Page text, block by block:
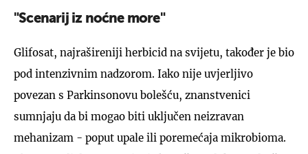
"Scenarij iz noćne more"
Glifosat, najrašireniji herbicid na svijetu, također je bio
pod intenzivnim nadzorom. Iako nije uvjerljivo
povezan s Parkinsonovu bolešću, znanstvenici
sumnjaju da bi mogao biti uključen neizravan
mehanizam - poput upale ili poremećaja mikrobioma.